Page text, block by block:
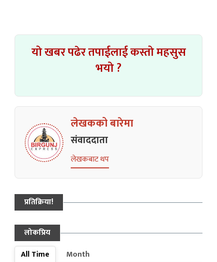
यो खबर पढेर तपाईलाई कस्तो महसुस
भयो ?
लेखकको बारेमा
संवाददाता
लेखकबाट थप
प्रतिक्रिया!
लोकप्रिय
All Time
Month